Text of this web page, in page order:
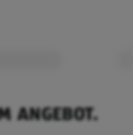
ANGEBOT.